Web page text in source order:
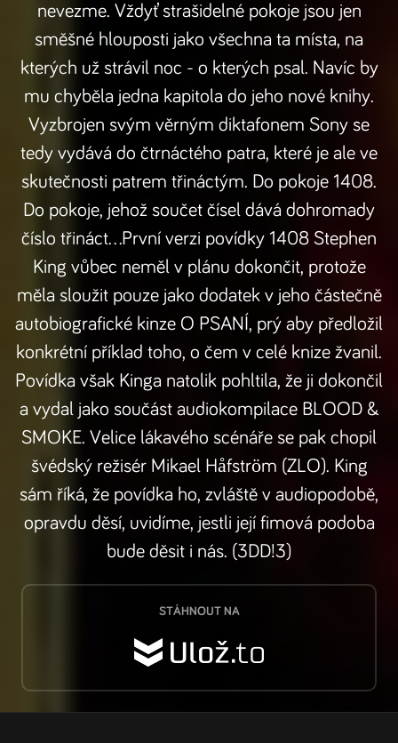
nevezme. Vždyť strašidelné pokoje jsou jen
směšné hlouposti jako všechna ta místa, na
kterých už strávil noc - o kterých psal. Navíc by
mu chyběla jedna kapitola do jeho nové knihy.
Vyzbrojen svým věrným diktafonem Sony se
tedy vydává do čtrnáctého patra, které je ale ve
skutečnosti patrem třináctým. Do pokoje 1408.
Do pokoje, jehož součet čísel dává dohromady
číslo třináct…První verzi povídky 1408 Stephen
King vůbec neměl v plánu dokončit, protože
měla sloužit pouze jako dodatek v jeho částečně
autobiografické kinze O PSANÍ, prý aby předložil
konkrétní příklad toho, o čem v celé knize žvanil.
Povídka však Kinga natolik pohltila, že ji dokončil
a vydal jako součást audiokompilace BLOOD &
SMOKE. Velice lákavého scénáře se pak chopil
švédský režisér Mikael Håfström (ZLO). King
sám říká, že povídka ho, zvláště v audiopodobě,
opravdu děsí, uvidíme, jestli její fimová podoba
bude děsit i nás. (3DD!3)
STÁHNOUT NA